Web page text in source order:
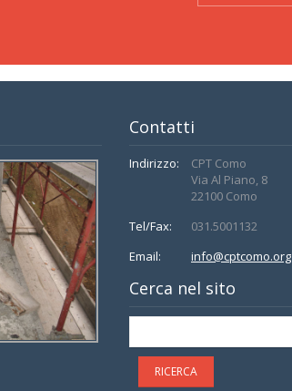
Contatti
Indirizzo:
CPT Como
Via Al Piano, 8
22100 Como
Tel/Fax:
031.5001132
Email:
info@cptcomo.org
Cerca nel sito